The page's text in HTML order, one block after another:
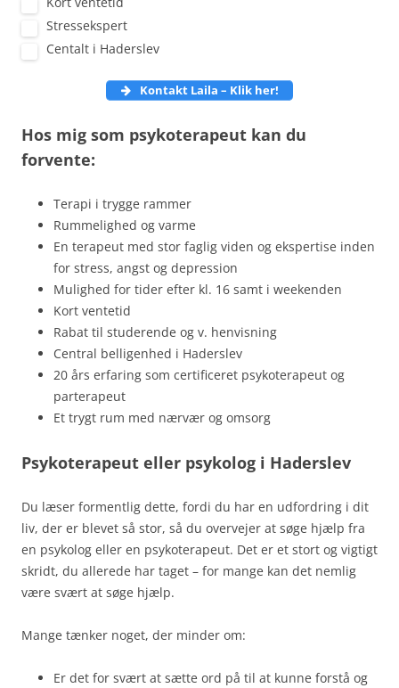
Stressekspert
Centalt i Haderslev
Kontakt Laila – Klik her!
Hos mig som psykoterapeut kan du
forvente:
Terapi i trygge rammer
Rummelighed og varme
En terapeut med stor faglig viden og ekspertise inden
for stress, angst og depression
Mulighed for tider efter kl. 16 samt i weekenden
Kort ventetid
Rabat til studerende og v. henvisning
Central belligenhed i Haderslev
20 års erfaring som certificeret psykoterapeut og
parterapeut
Et trygt rum med nærvær og omsorg
Psykoterapeut eller psykolog i Haderslev
Du læser formentlig dette, fordi du har en udfordring i dit
liv, der er blevet så stor, så du overvejer at søge hjælp fra
en psykolog eller en psykoterapeut. Det er et stort og vigtigt
skridt, du allerede har taget – for mange kan det nemlig
være svært at søge hjælp.
Mange tænker noget, der minder om:
Er det for svært at sætte ord på til at kunne forstå og